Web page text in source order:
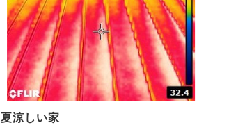
夏涼しい家